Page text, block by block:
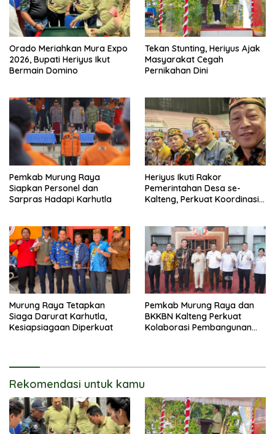
Orado Meriahkan Mura Expo
2026, Bupati Heriyus Ikut
Bermain Domino
Tekan Stunting, Heriyus Ajak
Masyarakat Cegah
Pernikahan Dini
Pemkab Murung Raya
Siapkan Personel dan
Sarpras Hadapi Karhutla
Heriyus Ikuti Rakor
Pemerintahan Desa se-
Kalteng, Perkuat Koordinasi
Murung Raya Tetapkan
Siaga Darurat Karhutla,
Kesiapsiagaan Diperkuat
Pemkab Murung Raya dan
BKKBN Kalteng Perkuat
Kolaborasi Pembangunan
Rekomendasi untuk kamu